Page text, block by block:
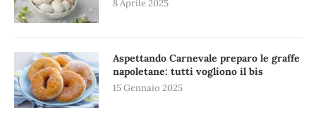
8 Aprile 2025
Aspettando Carnevale preparo le graffe
napoletane: tutti vogliono il bis
15 Gennaio 2025